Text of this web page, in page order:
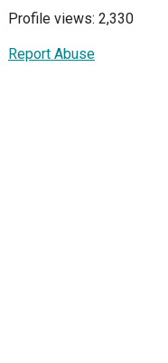
Profile views: 2,330
Report Abuse